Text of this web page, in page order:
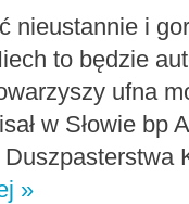
nieustannie i
to będzie
ufna
w Słowie bp
»